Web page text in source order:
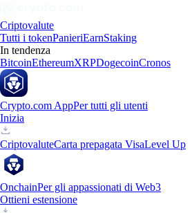
Criptovalute
Tutti i tokenPanieriEarnStaking
In tendenza
BitcoinEthereumXRPDogecoinCronos
Crypto.com AppPer tutti gli utenti
Inizia
CriptovaluteCarta prepagata VisaLevel Up
OnchainPer gli appassionati di Web3
Ottieni estensione